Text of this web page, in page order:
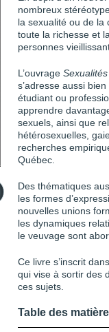
nombreux
la sexualité ou de la
toute la richesse et
personnes
L’ouvrage
s’adresse aussi
étudiant ou
apprendre
sexuels, ainsi que
hétéro­sexuelles,
recherches
Québec.
Des thématiques
les formes
nouvelles unions
les dynamiques
le veuvage sont
Ce livre s’inscrit
qui vise à sortir des
ces sujets.
Table des